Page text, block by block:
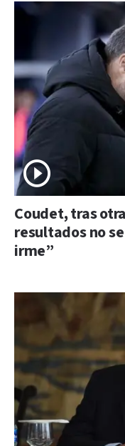
Coudet, tras
resultados no
irme”